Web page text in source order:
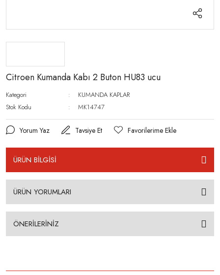
Citroen Kumanda Kabı 2 Buton HU83 ucu
Kategori
KUMANDA KAPLAR
Stok Kodu
MK14747
Yorum Yaz Tavsiye Et
ÜRÜN BİLGİSİ
ÜRÜN YORUMLARI
ÖNERİLERİNİZ